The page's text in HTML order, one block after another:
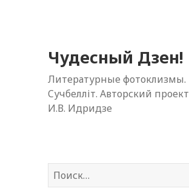
Чудесный Дзен!
Литературные фотоклизмы.
Cучбелліт. Авторский проект
И.В. Идридзе
Н
а